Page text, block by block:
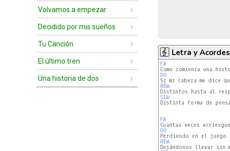
Volvamos a empezar
Decidido por mis sueños
Tu Canción
El último tren
Una historia de dos
Letra y Acordes
FA
DO
REm
SIb
FA
DO
REm